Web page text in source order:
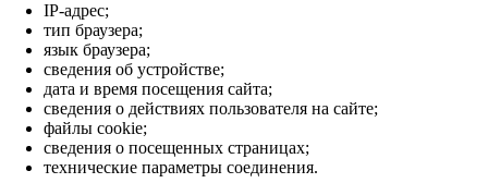
IP-адрес;
тип браузера;
язык браузера;
сведения об устройстве;
дата и время посещения сайта;
сведения о действиях пользователя на сайте;
файлы cookie;
сведения о посещенных страницах;
технические параметры соединения.